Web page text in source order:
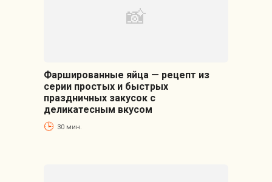
Фаршированные яйца — рецепт из
серии простых и быстрых
праздничных закусок с
деликатесным вкусом
30 мин.